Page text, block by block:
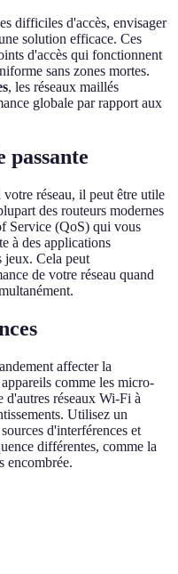
difficiles d'accès, envisager
solution efficace. Ces
d'accès qui fonctionnent
sans zones mortes.
, les réseaux maillés
globale par rapport aux
passante
réseau, il peut être utile
des routeurs modernes
Service (QoS) qui vous
à des applications
jeux. Cela peut
de votre réseau quand
affecter la
comme les micro-
d'autres réseaux Wi-Fi à
Utilisez un
d'interférences et
différentes, comme la
encombrée.